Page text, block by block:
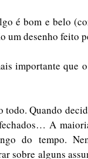
é bom e belo
um desenho feito
importante que
todo. Quando
A
do tempo.
sobre alguns